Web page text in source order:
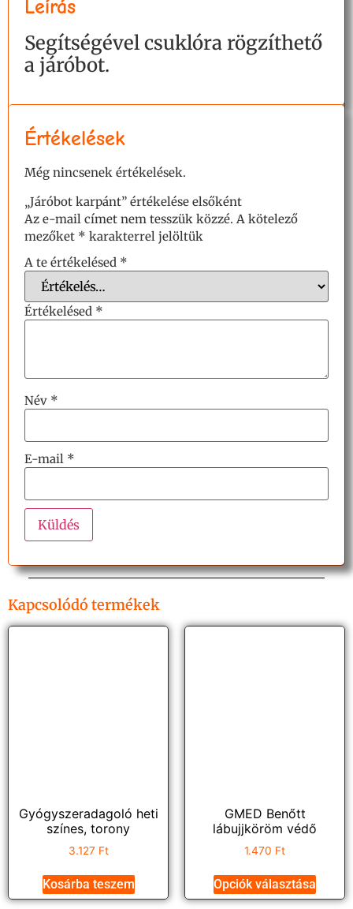
Leírás
Segítségével csuklóra rögzíthető
a járóbot.
Értékelések
Még nincsenek értékelések.
„Járóbot karpánt” értékelése elsőként
Az e-mail címet nem tesszük közzé. A kötelező
mezőket * karakterrel jelöltük
A te értékelésed *
Értékelésed *
Név *
E-mail *
Kapcsolódó termékek
Gyógyszeradagoló heti
színes, torony
3.127 Ft
Kosárba teszem
GMED Benőtt
lábujjköröm védő
1.470 Ft
Opciók választása